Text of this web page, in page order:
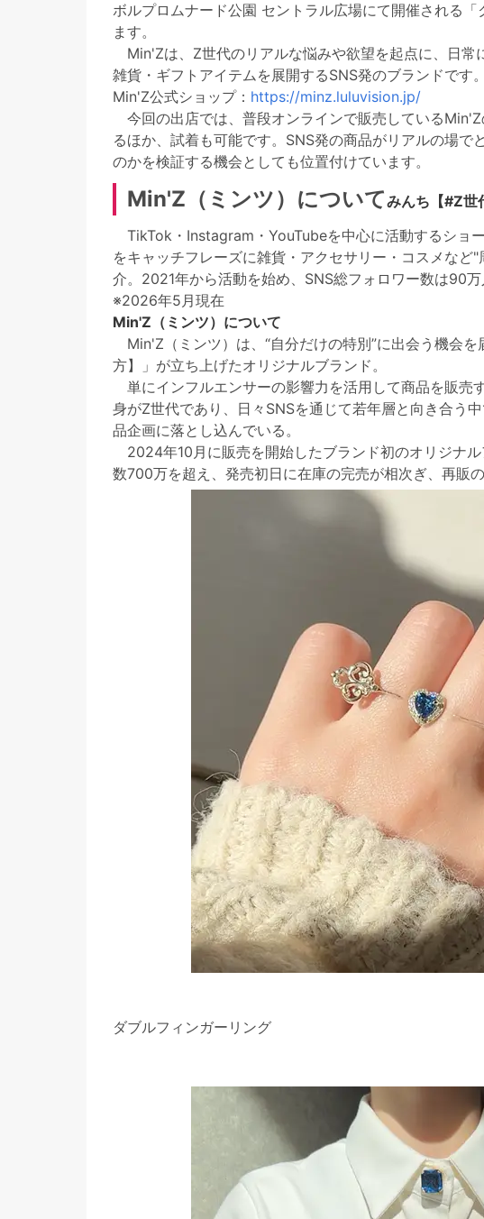
ボルプロムナード公園 セントラル広場にて開催される
ます。
Min'Zは、Z世代のリアルな悩みや欲望を起点に、日常
雑貨・ギフトアイテムを展開するSNS発のブランドです。
Min'Z公式ショップ： https://minz.luluvision.jp/
今回の出店では、普段オンラインで販売している
るほか、試着も可能です。SNS発の商品がリアルの場で
のかを検証する機会としても位置付けています。
Min'Z（ミンツ）についてみんち【#Z世
TikTok・Instagram・YouTubeを中心に活動するショ
をキャッチフレーズに雑貨・アクセサリー・コスメなど
介。2021年から活動を始め、SNS総フォロワー数は90万
※2026年5月現在
Min'Z（ミンツ）について
Min'Z（ミンツ）は、“自分だけの特別”に出会う機会
方】」が立ち上げたオリジナルブランド。
単にインフルエンサーの影響力を活用して商品を販売
身がZ世代であり、日々SNSを通じて若年層と向き合う
品企画に落とし込んでいる。
2024年10月に販売を開始したブランド初のオリジナ
数700万を超え、発売初日に在庫の完売が相次ぎ、再販
ダブルフィンガーリング